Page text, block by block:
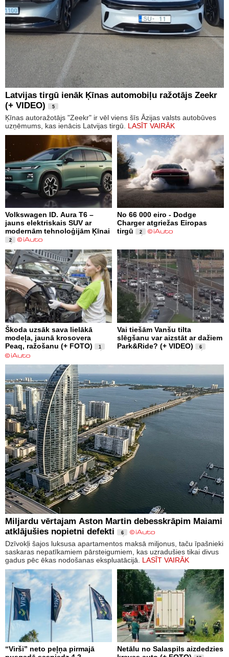
Latvijas tirgū ienāk Ķīnas automobiļu ražotājs Zeekr
(+ VIDEO)
5
Ķīnas autoražotājs "Zeekr" ir vēl viens šīs Āzijas valsts autobūves
uzņēmums, kas ienācis Latvijas tirgū. LASĪT VAIRĀK
Volkswagen ID. Aura T6 –
jauns elektriskais SUV ar
modernām tehnoloģijām Ķīnai
2
No 66 000 eiro - Dodge
Charger atgriežas Eiropas
tirgū
2
Škoda uzsāk sava lielākā
modeļa, jaunā krosovera
Peaq, ražošanu (+ FOTO)
1
Vai tiešām Vanšu tilta
slēgšanu var aizstāt ar dažiem
Park&Ride? (+ VIDEO)
6
Miljardu vērtajam Aston Martin debesskrāpim Maiami
atklājušies nopietni defekti
6
Dzīvokļi šajos luksusa apartamentos maksā miljonus, taču īpašnieki
saskaras nepatīkamiem pārsteigumiem, kas uzradušies tikai divus
gadus pēc ēkas nodošanas ekspluatācijā. LASĪT VAIRĀK
“Virši” neto peļņa pirmajā
Netālu no Salaspils aizdedzies